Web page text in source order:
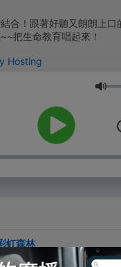
合！跟著好聽又朗朗上口
把生命教育唱起來！
Hosting
音量
虹森林